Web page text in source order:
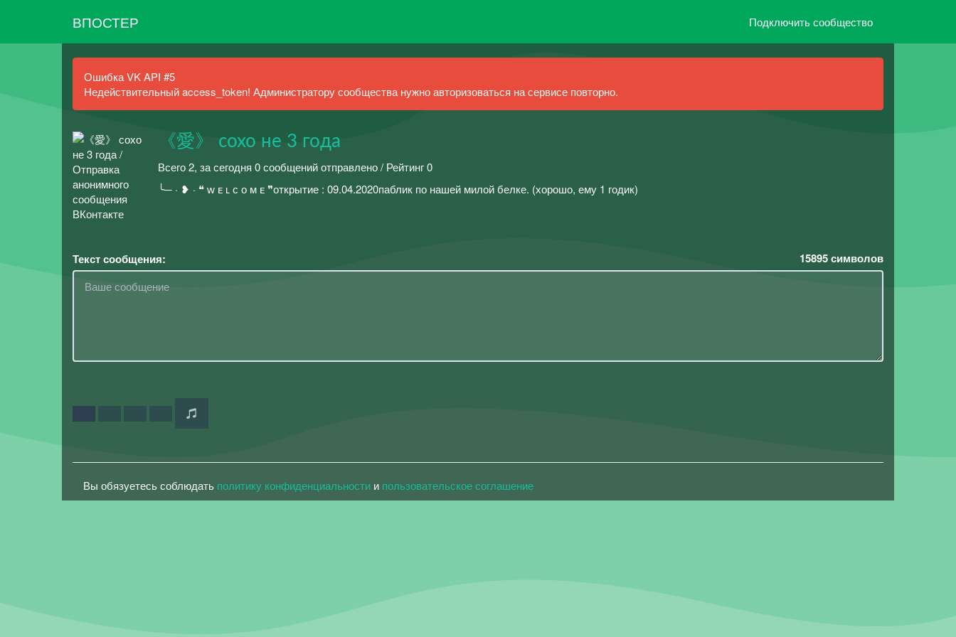
ВПОСТЕР Подключить сообщество
Ошибка VK API #5
Недействительный access_token! Администратору сообщества нужно авторизоваться на сервисе повторно.
《愛》 сохо не 3 года
Всего 2, за сегодня 0 сообщений отправлено / Рейтинг 0
╰─ · ❥ · ❝ ᴡ ᴇ ʟ ᴄ ᴏ ᴍ ᴇ ❞открытие : 09.04.2020паблик по нашей милой белке. (хорошо, ему 1 годик)
Текст сообщения: 15895символов
Вы обязуетесь соблюдать политику конфиденциальности и пользовательское соглашение